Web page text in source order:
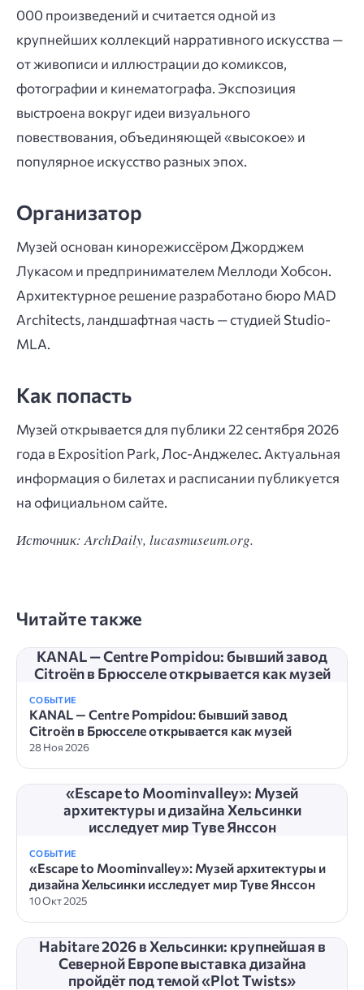
000 произведений и считается одной из
крупнейших коллекций нарративного искусства —
от живописи и иллюстрации до комиксов,
фотографии и кинематографа. Экспозиция
выстроена вокруг идеи визуального
повествования, объединяющей «высокое» и
популярное искусство разных эпох.
Организатор
Музей основан кинорежиссёром Джорджем
Лукасом и предпринимателем Меллоди Хобсон.
Архитектурное решение разработано бюро MAD
Architects, ландшафтная часть — студией Studio-
MLA.
Как попасть
Музей открывается для публики 22 сентября 2026
года в Exposition Park, Лос-Анджелес. Актуальная
информация о билетах и расписании публикуется
на официальном сайте.
Источник: ArchDaily, lucasmuseum.org.
Читайте также
KANAL — Centre Pompidou: бывший завод
Citroën в Брюсселе открывается как музей
СОБЫТИЕ
KANAL — Centre Pompidou: бывший завод
Citroën в Брюсселе открывается как музей
28 Ноя 2026
«Escape to Moominvalley»: Музей
архитектуры и дизайна Хельсинки
исследует мир Туве Янссон
СОБЫТИЕ
«Escape to Moominvalley»: Музей архитектуры и
дизайна Хельсинки исследует мир Туве Янссон
10 Окт 2025
Habitare 2026 в Хельсинки: крупнейшая в
Северной Европе выставка дизайна
пройдёт под темой «Plot Twists»